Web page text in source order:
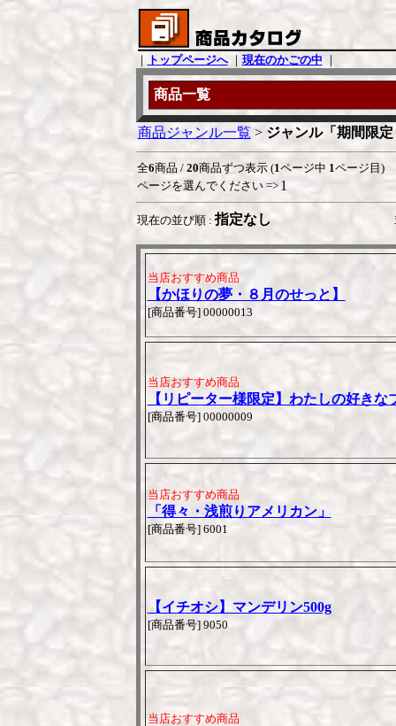
｜ トップページへ｜ 現在のかごの中 ｜
商品一覧
商品ジャンル一覧 > ジャンル「期間限
全6商品 / 20商品ずつ表示 (1ページ中 1ページ目)
ページを選んでください => 1
現在の並び順 :指定なし
当店おすすめ商品
【かほりの夢・８月のせっと】
[商品番号] 00000013
当店おすすめ商品
【リピーター様限定】わたしの好きな
[商品番号] 00000009
当店おすすめ商品
「得々・浅煎りアメリカン」
[商品番号] 6001
【イチオシ】マンデリン500g
[商品番号] 9050
当店おすすめ商品